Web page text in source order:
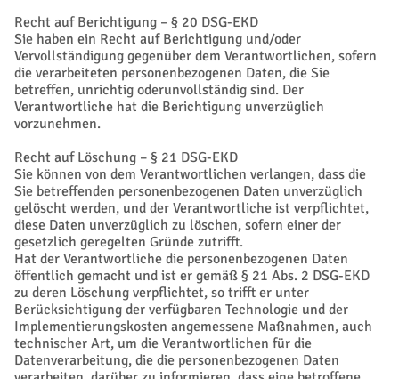
Recht auf Berichtigung – § 20 DSG-EKD
Sie haben ein Recht auf Berichtigung und/oder
Vervollständigung gegenüber dem Verantwortlichen, sofern
die verarbeiteten personenbezogenen Daten, die Sie
betreffen, unrichtig oderunvollständig sind. Der
Verantwortliche hat die Berichtigung unverzüglich
vorzunehmen.
Recht auf Löschung – § 21 DSG-EKD
Sie können von dem Verantwortlichen verlangen, dass die
Sie betreffenden personenbezogenen Daten unverzüglich
gelöscht werden, und der Verantwortliche ist verpflichtet,
diese Daten unverzüglich zu löschen, sofern einer der
gesetzlich geregelten Gründe zutrifft.
Hat der Verantwortliche die personenbezogenen Daten
öffentlich gemacht und ist er gemäß § 21 Abs. 2 DSG-EKD
zu deren Löschung verpflichtet, so trifft er unter
Berücksichtigung der verfügbaren Technologie und der
Implementierungskosten angemessene Maßnahmen, auch
technischer Art, um die Verantwortlichen für die
Datenverarbeitung, die die personenbezogenen Daten